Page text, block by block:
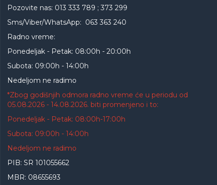
Pozovite nas: 013 333 789 ; 373 299
Sms/Viber/WhatsApp: 063 363 240
Radno vreme:
Ponedeljak - Petak: 08:00h - 20:00h
Subota: 09:00h - 14:00h
Nedeljom ne radimo
*Zbog godišnjih odmora radno vreme će u periodu od
05.08.2026 - 14.08.2026. biti promenjeno i to:
Ponedeljak - Petak: 08:00h-17:00h
Subota: 09:00h - 14:00h
Nedeljom ne radimo
PIB: SR 101055662
MBR: 08655693